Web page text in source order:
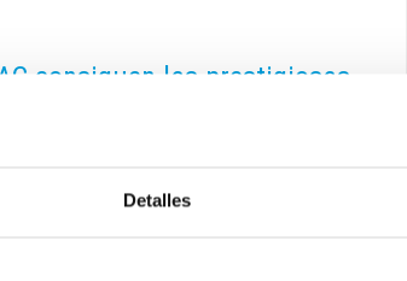
Detalles
consiguen las prestigiosas
(IAC) vuelve a destacar en el
Dos de sus profesores de